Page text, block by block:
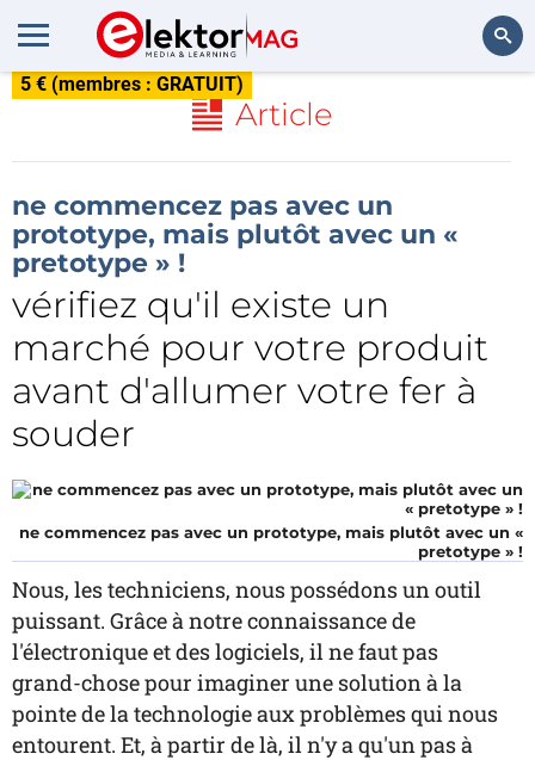
5 € (membres : GRATUIT)
Article
ne commencez pas avec un
prototype, mais plutôt avec un «
pretotype » !
vérifiez qu'il existe un
marché pour votre produit
avant d'allumer votre fer à
souder
ne commencez pas avec un prototype, mais plutôt avec un «
pretotype » !
Nous, les techniciens, nous possédons un outil
puissant. Grâce à notre connaissance de
l'électronique et des logiciels, il ne faut pas
grand-chose pour imaginer une solution à la
pointe de la technologie aux problèmes qui nous
entourent. Et, à partir de là, il n'y a qu'un pas à